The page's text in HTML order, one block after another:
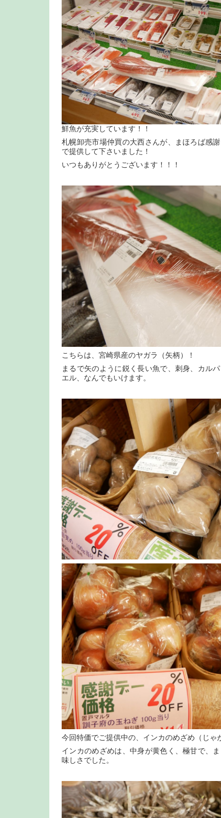
鮮魚が充実しています！！
札幌卸売市場仲買の大西さんが、まほろば感
で提供して下さいました！
いつもありがとうございます！！！
こちらは、宮崎県産のヤガラ（矢柄）！
まるで矢のように鋭く長い魚で、刺身、カル
エル、なんでもいけます。
今回特価でご提供中の、インカのめざめ（じゃ
インカのめざめは、中身が黄色く、極甘で、
味しさでした。